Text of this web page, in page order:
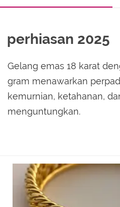
perhiasan 2025
Gelang emas 18 karat
gram menawarkan
kemurnian, ketahanan,
menguntungkan.